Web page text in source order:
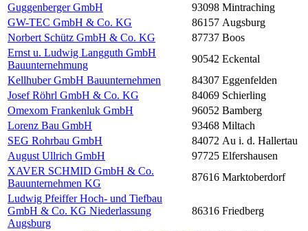
Guggenberger GmbH
93098 Mintraching
GW-TEC GmbH & Co. KG
86157 Augsburg
Norbert Schütz GmbH & Co. KG
87737 Boos
Ernst u. Ludwig Langguth GmbH
Bauunternehmung
90542 Eckental
Kellhuber GmbH Bauunternehmen
84307 Eggenfelden
Josef Röhrl GmbH & Co. KG
84069 Schierling
Omexom Frankenluk GmbH
96052 Bamberg
Lorenz Bau GmbH
93468 Miltach
SEG Rohrbau GmbH
84072 Au i. d. Hallertau
August Ullrich GmbH
97725 Elfershausen
XAVER SCHMID GmbH & Co.
Bauunternehmen KG
87616 Marktoberdorf
Ludwig Pfeiffer Hoch- und Tiefbau
GmbH & Co. KG Niederlassung
Augsburg
86316 Friedberg